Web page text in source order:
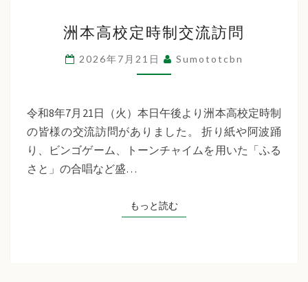
本
高
校
時
制
交
問
洲本高校定時制交流訪問
2026年7月21日 Sumototcbn
令和8年7月21日（火）本日午後より洲本高校定時制
の皆様の交流訪問がありました。 折り紙や阿波踊
り、ビンゴゲーム、トーンチャイムを用いた「ふる
さと」の合唱など盛…
もっと読むもっと読む